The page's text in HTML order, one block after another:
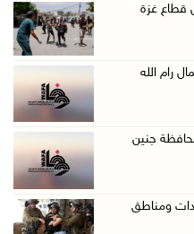
إصابات ...
الشرقية ...
قطاع غزة
رام الله
بلدات ومناطق